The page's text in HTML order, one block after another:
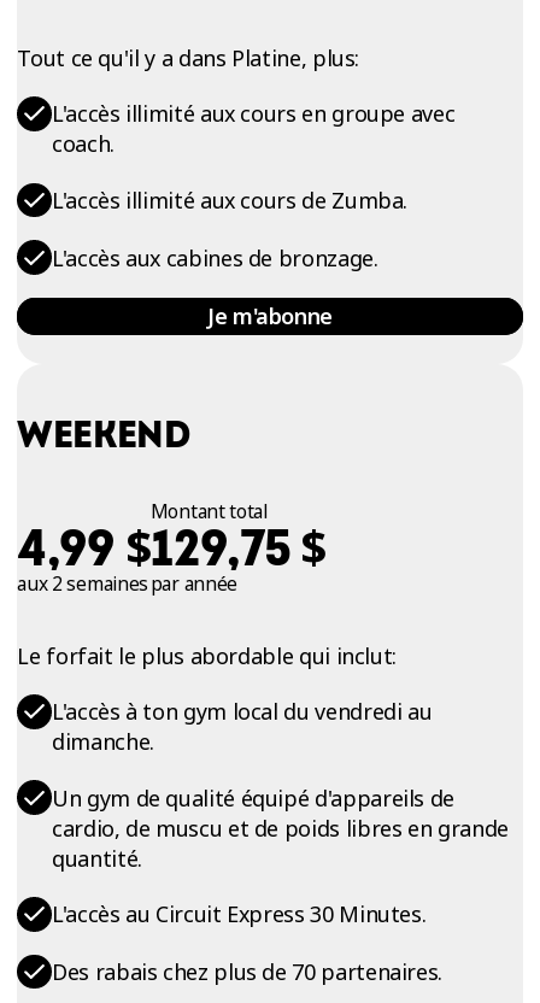
WEEKEND
4,99 $
aux 2 semaines
Montant total
129,75 $
par année
Le forfait le plus abordable qui inclut:
L'accès à ton gym local du vendredi au
dimanche.
Un gym de qualité équipé d'appareils de
cardio, de muscu et de poids libres en grande
quantité.
L'accès au Circuit Express 30 Minutes.
Des rabais chez plus de 70 partenaires.
Tout ce qu'il y a dans Platine, plus:
L'accès illimité aux cours en groupe avec
coach.
L'accès illimité aux cours de Zumba.
L'accès aux cabines de bronzage.
Je m'abonne